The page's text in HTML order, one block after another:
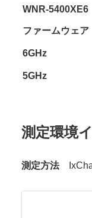
WNR-5400XE6
ファームウェア
6GHz
5GHz
測定環境
測定方法